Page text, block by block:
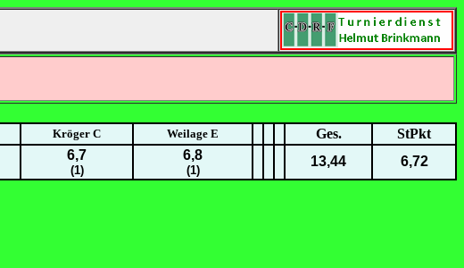
Kröger C Weilage E Ges.
StPkt
6,7
(1)
6,8
(1)
13,44 6,72